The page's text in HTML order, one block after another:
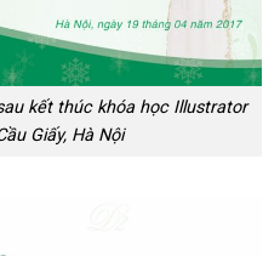
kết thúc khóa học Illustrator
Giấy, Hà Nội